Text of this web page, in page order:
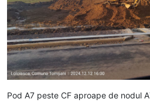
Pod A7 peste CF aproape de nodul